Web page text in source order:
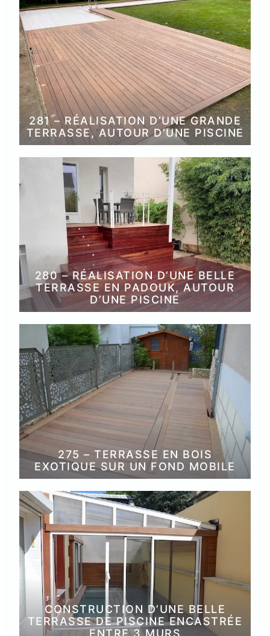
281 – RÉALISATION D’UNE GRANDE
TERRASSE, AUTOUR D’UNE PISCINE
280 – RÉALISATION D’UNE BELLE
TERRASSE EN PADOUK, AUTOUR
D’UNE PISCINE
275 – TERRASSE EN BOIS
EXOTIQUE SUR UN FOND MOBILE
CONSTRUCTION D’UNE BELLE
TERRASSE DE PISCINE ENCASTRÉE
ENTRE 3 MURS